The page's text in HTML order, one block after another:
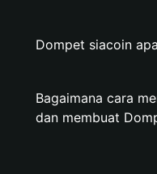
Dompet siacoin
Bagaimana cara
dan membuat